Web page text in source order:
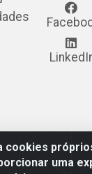
cookies
uma
- Estrada Alto do
PE - CEP